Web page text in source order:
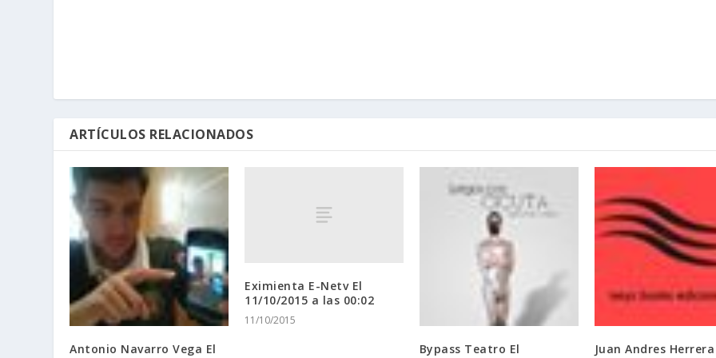
ARTÍCULOS RELACIONADOS
Antonio Navarro Vega El
Eximienta E-Netv El
11/10/2015 a las 00:02
11/10/2015
Bypass Teatro El
Juan Andres